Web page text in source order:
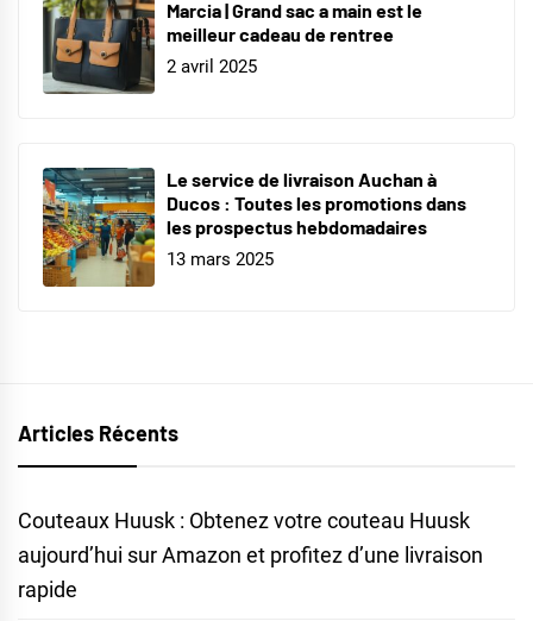
Marcia | Grand sac a main est le
meilleur cadeau de rentree
2 avril 2025
Le service de livraison Auchan à
Ducos : Toutes les promotions dans
les prospectus hebdomadaires
13 mars 2025
Articles Récents
Couteaux Huusk : Obtenez votre couteau Huusk
aujourd’hui sur Amazon et profitez d’une livraison
rapide